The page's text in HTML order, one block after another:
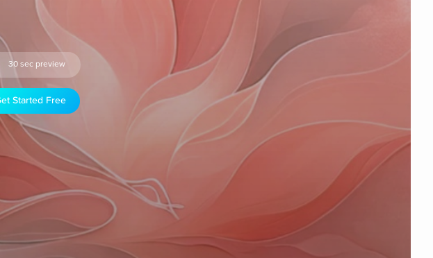
30 sec preview
Started Free